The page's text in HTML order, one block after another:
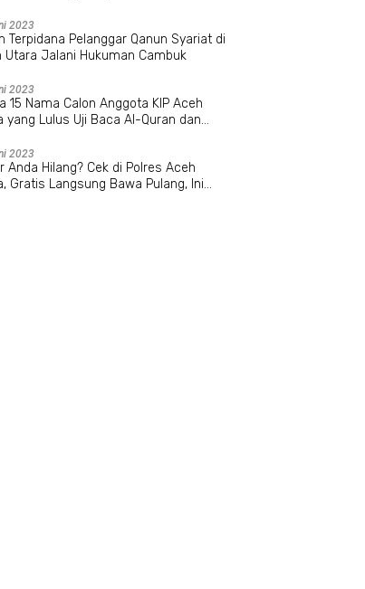
2023
Terpidana Pelanggar Qanun Syariat di
Utara Jalani Hukuman Cambuk
2023
15 Nama Calon Anggota KIP Aceh
yang Lulus Uji Baca Al-Quran dan
2023
Anda Hilang? Cek di Polres Aceh
Gratis Langsung Bawa Pulang, Ini